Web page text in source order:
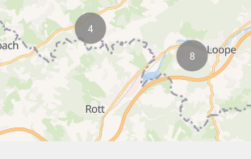
8
4